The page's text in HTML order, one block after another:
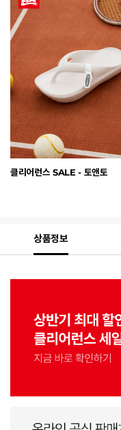
클리어런스 SALE - 토앤토
상품정보